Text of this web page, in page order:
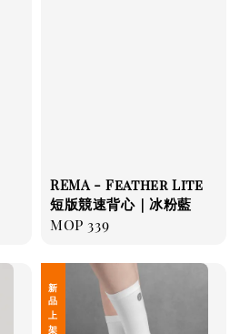
REMA - Feather Lite
短版競速背心｜冰粉藍
Regular
MOP 339
新 品 上 架